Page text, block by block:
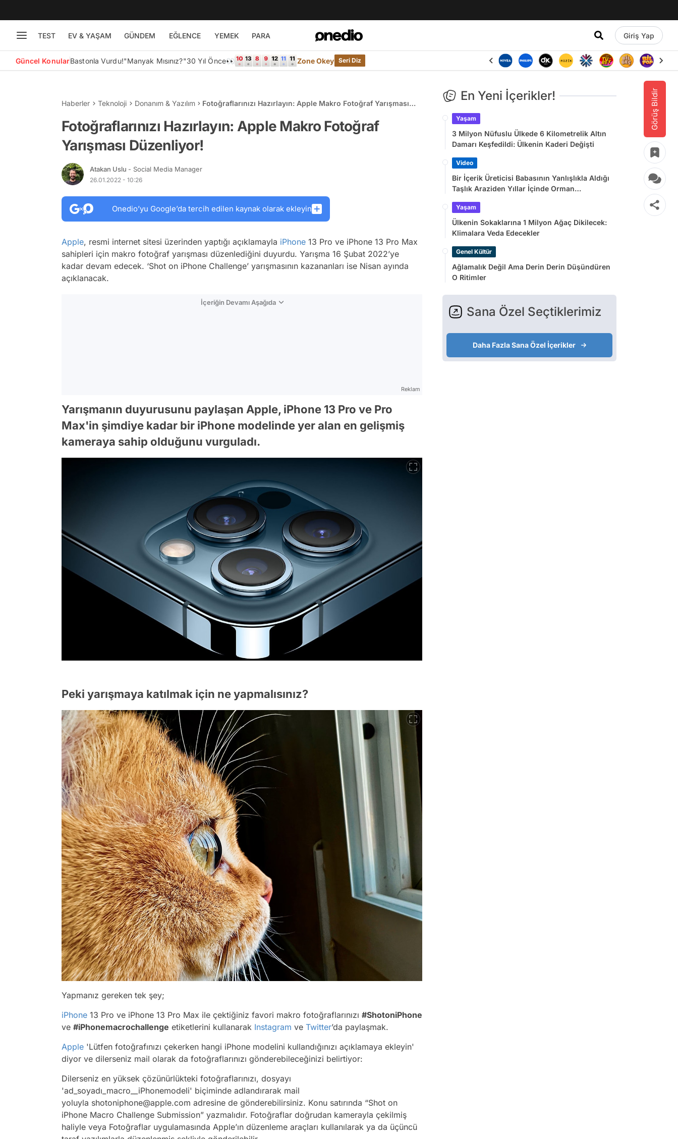
TEST EV & YAŞAM GÜNDEM EĞLENCE YEMEK PARA Giriş Yap
Güncel KonularBastonla Vurdu!"Manyak Mısınız?"30 Yıl Önce👀 Zone Okey Seri Diz
Görüş Bildir
Haberler Teknoloji Donanım & Yazılım
Fotoğraflarınızı Hazırlayın: Apple Makro Fotoğraf Yarışması
Fotoğraflarınızı Hazırlayın: Apple Makro Fotoğraf
Yarışması Düzenliyor!
Atakan Uslu - Social Media Manager
26.01.2022 - 10:26
Onedio’yu Google’da tercih edilen kaynak olarak ekleyin
Apple, resmi internet sitesi üzerinden yaptığı açıklamayla iPhone 13 Pro ve iPhone 13 Pro Max
sahipleri için makro fotoğraf yarışması düzenlediğini duyurdu. Yarışma 16 Şubat 2022’ye
kadar devam edecek. ‘Shot on iPhone Challenge’ yarışmasının kazananları ise Nisan ayında
açıklanacak.
İçeriğin Devamı Aşağıda
Reklam
Yarışmanın duyurusunu paylaşan Apple, iPhone 13 Pro ve Pro
Max'in şimdiye kadar bir iPhone modelinde yer alan en gelişmiş
kameraya sahip olduğunu vurguladı.
Peki yarışmaya katılmak için ne yapmalısınız?
Yapmanız gereken tek şey;
iPhone 13 Pro ve iPhone 13 Pro Max ile çektiğiniz favori makro fotoğraflarınızı #ShotoniPhone
ve #iPhonemacrochallenge etiketlerini kullanarak Instagram ve Twitter’da paylaşmak.
Apple 'Lütfen fotoğrafınızı çekerken hangi iPhone modelini kullandığınızı açıklamaya ekleyin'
diyor ve dilerseniz mail olarak da fotoğraflarınızı gönderebileceğinizi belirtiyor:
Dilerseniz en yüksek çözünürlükteki fotoğraflarınızı, dosyayı
'ad_soyadı_macro__iPhonemodeli' biçiminde adlandırarak mail
yoluyla shotoniphone@apple.com adresine de gönderebilirsiniz. Konu satırında “Shot on
iPhone Macro Challenge Submission” yazmalıdır. Fotoğraflar doğrudan kamerayla çekilmiş
haliyle veya Fotoğraflar uygulamasında Apple’ın düzenleme araçları kullanılarak ya da üçüncü
En Yeni İçerikler!
Yaşam
3 Milyon Nüfuslu Ülkede 6 Kilometrelik Altın
Damarı Keşfedildi: Ülkenin Kaderi Değişti
Video
Bir İçerik Üreticisi Babasının Yanlışlıkla Aldığı
Taşlık Araziden Yıllar İçinde Orman
Yaşam
Ülkenin Sokaklarına 1 Milyon Ağaç Dikilecek:
Klimalara Veda Edecekler
Genel Kültür
Ağlamalık Değil Ama Derin Derin Düşündüren
O Ritimler
Sana Özel Seçtiklerimiz
Daha Fazla Sana Özel İçerikler